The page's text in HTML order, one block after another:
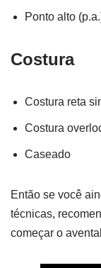
Ponto alto
Costura
Costura reta
Costura
Caseado
Então se você
técnicas,
começar o